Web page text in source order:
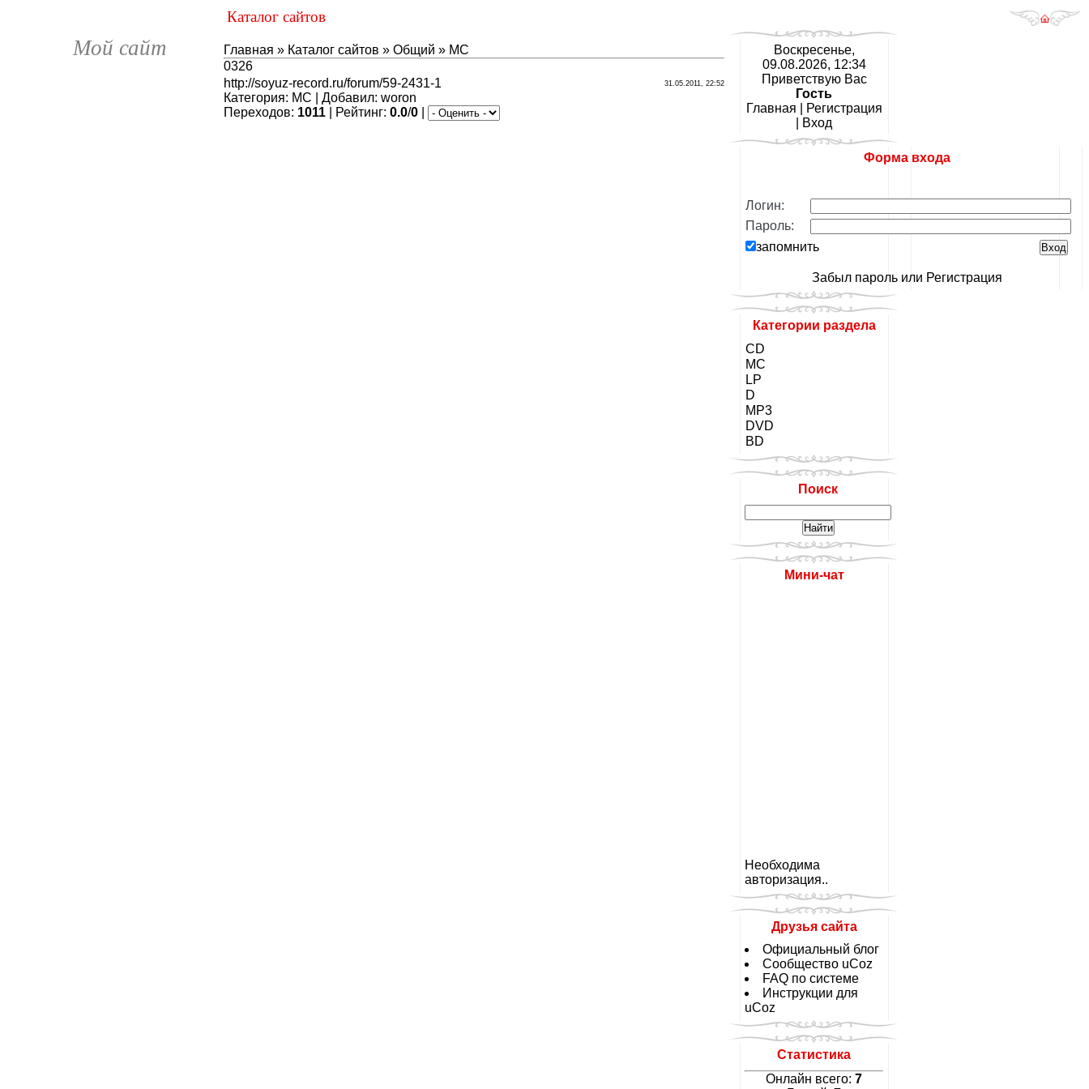
Мой сайт
Каталог сайтов
Главная » Каталог сайтов » Общий » MC
0326
http://soyuz-record.ru/forum/59-2431-1
31.05.2011, 22:52
Категория: MC Добавил: woron
Переходов: 1011 Рейтинг: 0.0/0
Воскресенье,
09.08.2026, 12:34
Приветствую Вас
Гость
Главная
Регистрация
Вход
Форма входа
Логин:
Пароль:
запомнить
Забыл парольили Регистрация
Категории раздела
CD
MC
LP
D
MP3
DVD
BD
Поиск
Мини-чат
Необходима
авторизация..
Друзья сайта
Официальный блог
Сообщество uCoz
FAQ по системе
Инструкции для
uCoz
Статистика
Онлайн всего: 7